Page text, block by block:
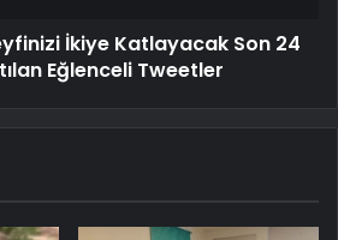
İkiye Katlayacak Son 24
Eğlenceli Tweetler